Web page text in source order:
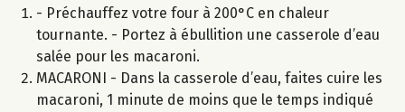
- Préchauffez votre four à 200°C en chaleur
tournante. - Portez à ébullition une casserole d’eau
salée pour les macaroni.
MACARONI - Dans la casserole d’eau, faites cuire les
macaroni, 1 minute de moins que le temps indiqué